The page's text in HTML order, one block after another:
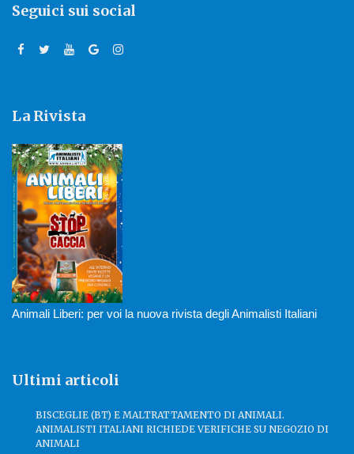
Seguici sui social
La Rivista
Animali Liberi: per voi la nuova rivista degli Animalisti Italiani
Ultimi articoli
BISCEGLIE (BT) E MALTRATTAMENTO DI ANIMALI.
ANIMALISTI ITALIANI RICHIEDE VERIFICHE SU NEGOZIO DI
ANIMALI